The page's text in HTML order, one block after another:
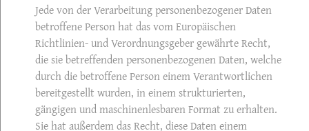
Jede von der Verarbeitung personenbezogener Daten
betroffene Person hat das vom Europäischen
Richtlinien- und Verordnungsgeber gewährte Recht,
die sie betreffenden personenbezogenen Daten, welche
durch die betroffene Person einem Verantwortlichen
bereitgestellt wurden, in einem strukturierten,
gängigen und maschinenlesbaren Format zu erhalten.
Sie hat außerdem das Recht, diese Daten einem